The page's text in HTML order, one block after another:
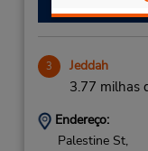
3 Jeddah
3.77 milhas
Endereço:
Palestine St,